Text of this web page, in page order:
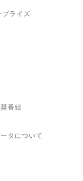
プライズ
番組
タについて